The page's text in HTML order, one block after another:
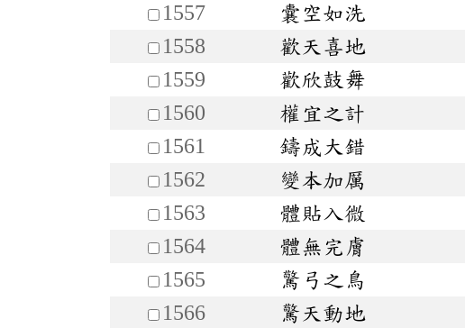
1557
囊空如洗
1558
歡天喜地
1559
歡欣鼓舞
1560
權宜之計
1561
鑄成大錯
1562
變本加厲
1563
體貼入微
1564
體無完膚
1565
驚弓之鳥
1566
驚天動地